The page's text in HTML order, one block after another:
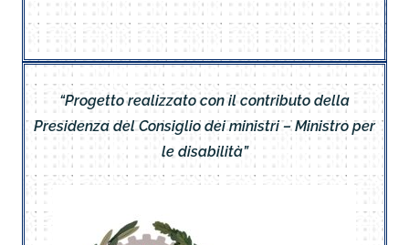
“Progetto realizzato con il contributo della
Presidenza del Consiglio dei ministri – Ministro per
le disabilità”